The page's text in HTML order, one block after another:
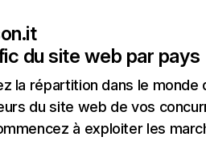
du site web par pays
la répartition dans le monde
du site web de vos
à exploiter les